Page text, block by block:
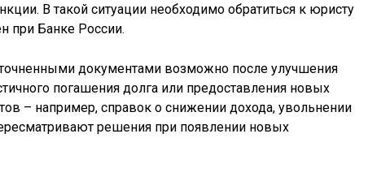
В такой ситуации необходимо обратиться к юристу
при Банке России.
документами возможно после улучшения
погашения долга или предоставления новых
– например, справок о снижении дохода, увольнении
решения при появлении новых